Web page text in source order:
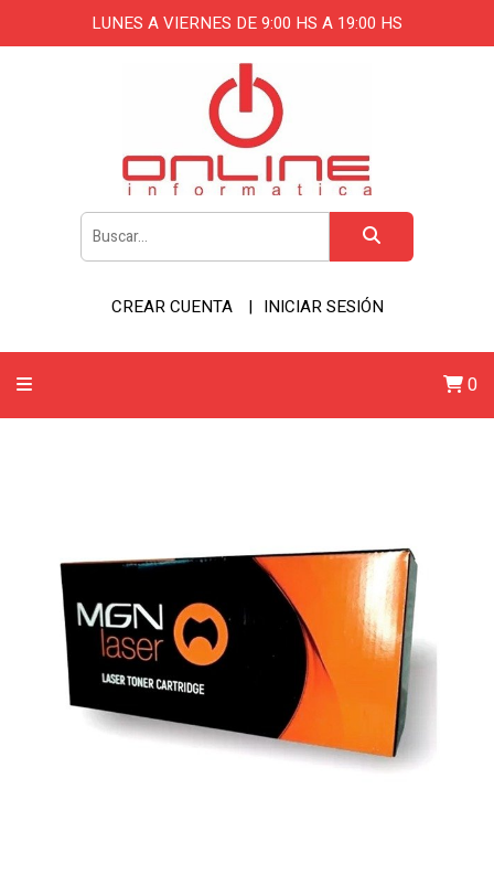
LUNES A VIERNES DE 9:00 HS A 19:00 HS
CREAR CUENTA INICIAR SESIÓN
0